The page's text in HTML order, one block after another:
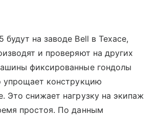
будут на заводе Bell в Техасе,
и проверяют на других
фиксированные гондолы
упрощает конструкцию
Это снижает нагрузку на экипаж
простоя. По данным